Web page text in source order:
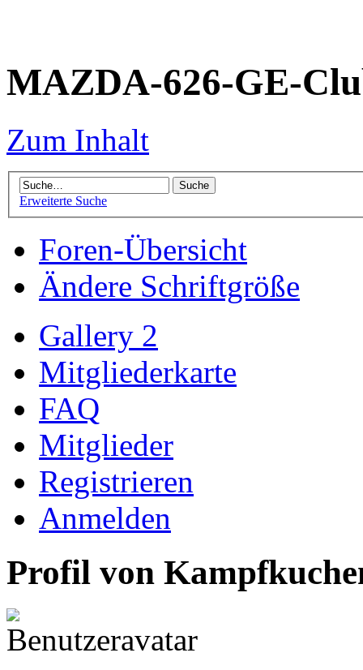
MAZDA-626-GE-
Zum Inhalt
Erweiterte Suche
Foren-Übersicht
Ändere Schriftgröße
Gallery 2
Mitgliederkarte
FAQ
Mitglieder
Registrieren
Anmelden
Profil von